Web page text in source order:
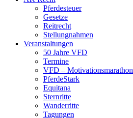
Pferdesteuer
Gesetze
Reitrecht
Stellungnahmen
Veranstaltungen
50 Jahre VFD
Termine
VFD – Motivationsmarathon
PferdeStark
Equitana
Sternritte
Wanderritte
Tagungen